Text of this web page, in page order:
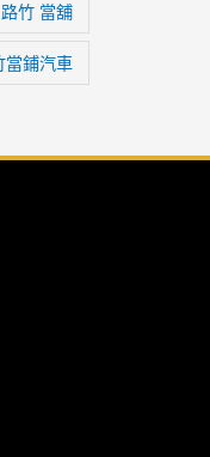
路竹 當舖
當鋪汽車